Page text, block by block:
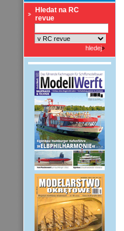
Hledat na RC
revue